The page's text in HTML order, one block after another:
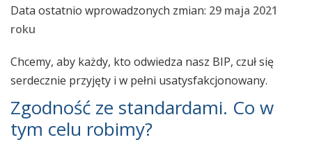
Data ostatnio wprowadzonych zmian: 29 maja 2021
roku
Chcemy, aby każdy, kto odwiedza nasz BIP, czuł się
serdecznie przyjęty i w pełni usatysfakcjonowany.
Zgodność ze standardami. Co w
tym celu robimy?